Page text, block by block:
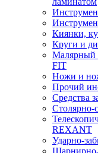
Киянки,
Круги и
Малярный
FIT
Ножи и
Прочий
Средства
Столярно-
REXANT
Ударно-